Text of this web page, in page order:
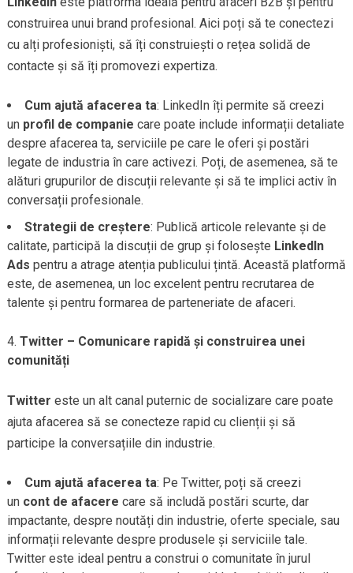
construirea unui brand profesional. Aici poți să te conectezi
cu alți profesioniști, să îți construiești o rețea solidă de
contacte și să îți promovezi expertiza.
Cum ajută afacerea ta: LinkedIn îți permite să creezi
un profil de companie care poate include informații detaliate
despre afacerea ta, serviciile pe care le oferi și postări
legate de industria în care activezi. Poți, de asemenea, să te
alături grupurilor de discuții relevante și să te implici activ în
conversații profesionale.
Strategii de creștere: Publică articole relevante și de
calitate, participă la discuții de grup și folosește LinkedIn
Ads pentru a atrage atenția publicului țintă. Această platformă
este, de asemenea, un loc excelent pentru recrutarea de
talente și pentru formarea de parteneriate de afaceri.
Twitter – Comunicare rapidă și construirea unei
comunități
Twitter este un alt canal puternic de socializare care poate
ajuta afacerea să se conecteze rapid cu clienții și să
participe la conversațiile din industrie.
Cum ajută afacerea ta: Pe Twitter, poți să creezi
un cont de afacere care să includă postări scurte, dar
impactante, despre noutăți din industrie, oferte speciale, sau
informații relevante despre produsele și serviciile tale.
Twitter este ideal pentru a construi o comunitate în jurul